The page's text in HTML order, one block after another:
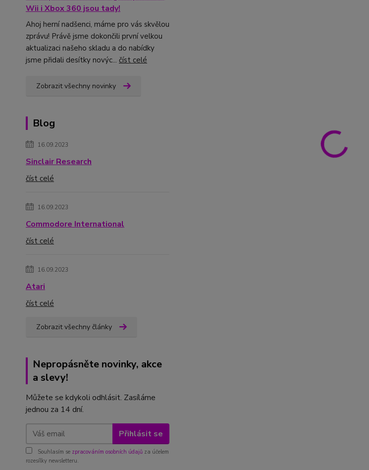
Wii i Xbox 360 jsou tady!
Ahoj herní nadšenci, máme pro vás skvělou
zprávu! Právě jsme dokončili první velkou
aktualizaci našeho skladu a do nabídky
jsme přidali desítky novýc... číst celé
Zobrazit všechny novinky
Blog
16.09.2023
Sinclair Research
číst celé
16.09.2023
Commodore International
číst celé
16.09.2023
Atari
číst celé
Zobrazit všechny články
Nepropásněte novinky, akce
a slevy!
Můžete se kdykoli odhlásit. Zasíláme
jednou za 14 dní.
Přihlásit se
Souhlasím se zpracováním osobních údajů za účelem
rozesílky newsletteru.